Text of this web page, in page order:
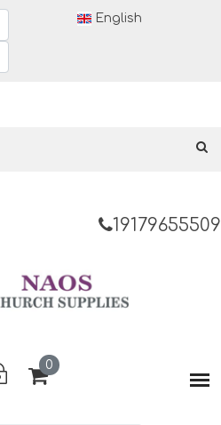
English
19179655509
0